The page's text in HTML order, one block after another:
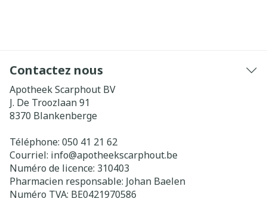
Contactez nous
Apotheek Scarphout BV
J. De Troozlaan 91
8370 Blankenberge
Téléphone: 050 41 21 62
Courriel: info@apotheekscarphout.be
Numéro de licence: 310403
Pharmacien responsable: Johan Baelen
Numéro TVA: BE0421970586